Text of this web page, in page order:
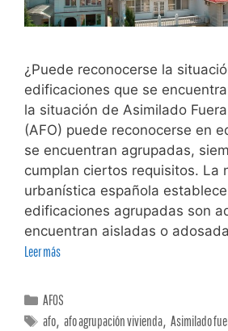
¿Puede reconocerse la
edificaciones que se
la situación de Asimilado
(AFO) puede reconocerse en
se encuentran agrupadas,
cumplan ciertos requisitos. La
urbanística española
edificaciones agrupadas son
encuentran aisladas o
Leer más
AFOS
afo,afo agrupación vivienda,Asimilado